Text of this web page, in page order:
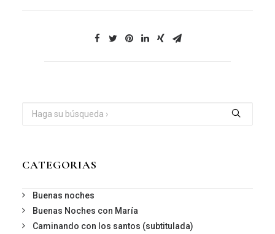
CATEGORIAS
Buenas noches
Buenas Noches con María
Caminando con los santos (subtitulada)